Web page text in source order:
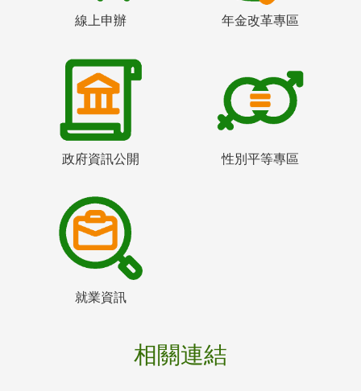
線上申辦 年金改革專區
政府資訊公開 性別平等專區
就業資訊
相關連結